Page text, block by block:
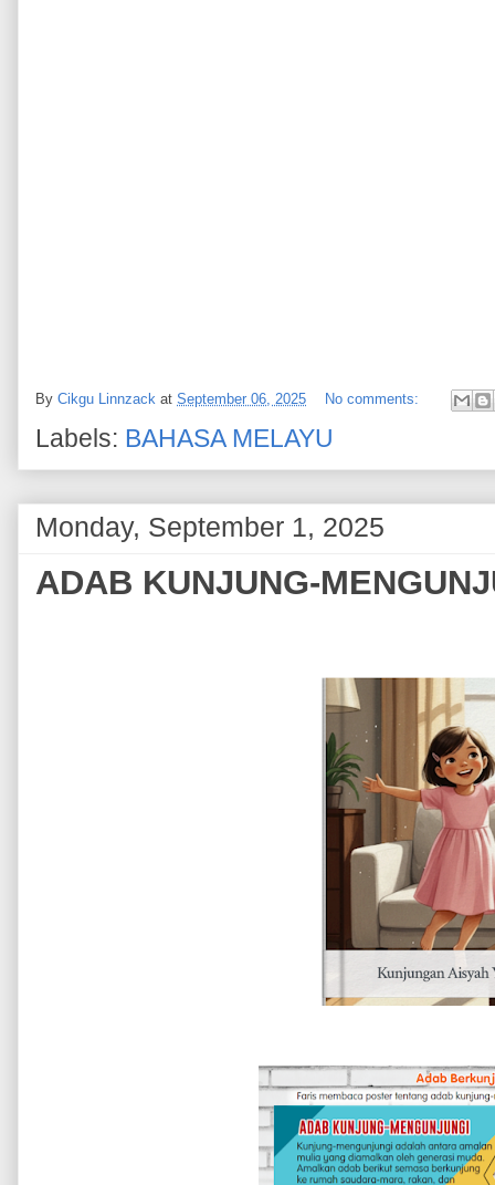
By Cikgu Linnzack at September 06, 2025 No comments:
Labels: BAHASA MELAYU
Monday, September 1, 2025
ADAB KUNJUNG-